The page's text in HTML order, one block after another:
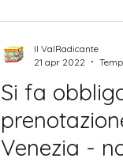
Si fa
Venezia -
Il ValRadicante
21 apr 2022